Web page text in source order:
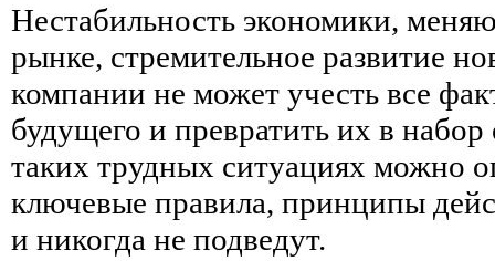
Нестабильность экономики,
рынке, стремительное развитие
компании не может учесть все
будущего и превратить их в
таких трудных ситуациях можно
ключевые правила, принципы
и никогда не подведут.